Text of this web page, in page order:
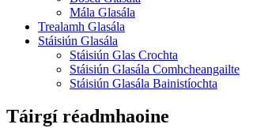
Mála Glasála
Trealamh Glasála
Stáisiún Glasála
Stáisiún Glas Crochta
Stáisiún Glasála Comhcheangailte
Stáisiún Glasála Bainistíochta
Táirgí réadmhaoine